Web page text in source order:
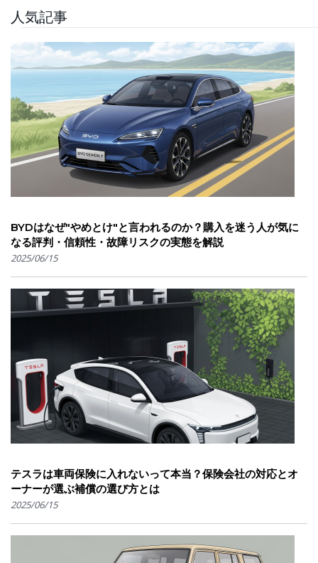
人気記事
BYDはなぜ"やめとけ"と言われるのか？購入を迷う人が気に
なる評判・信頼性・故障リスクの実態を解説
2025/06/15
テスラは車両保険に入れないって本当？保険会社の対応とオ
ーナーが選ぶ補償の選び方とは
2025/06/15